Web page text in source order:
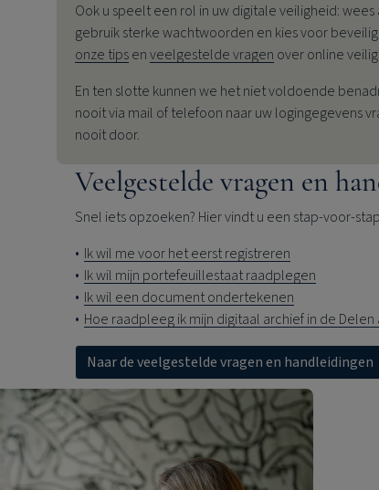
Ook u speelt een rol in uw digitale veiligheid:
gebruik sterke wachtwoorden en kies voor
onze tipsenveelgestelde vragen over online
En ten slotte kunnen we het niet voldoende
nooit via mail of telefoon naar uw logingegevens
nooit door.
Veelgestelde vragen en
Snel iets opzoeken? Hier vindt u een stap-voor-
Ik wil me voor het eerst registreren
Ik wil mijn portefeuillestaat raadplegen
Ik wil een document ondertekenen
Hoe raadpleeg ik mijn digitaal archief in de Delen
Naar de veelgestelde vragen en handleidingen